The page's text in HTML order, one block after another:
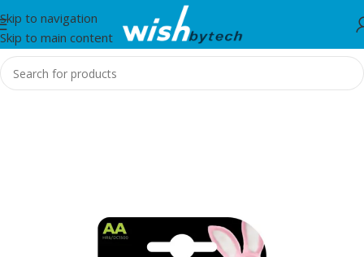
Skip to navigation
Skip to main content
Home/IT